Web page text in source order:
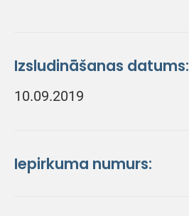
Izsludināšanas datums:
10.09.2019
Iepirkuma numurs: